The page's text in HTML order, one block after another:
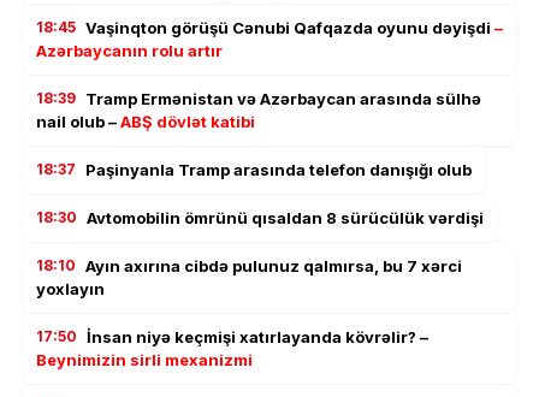
18:45 Vaşinqton görüşü Cənubi Qafqazda oyunu dəyişdi –
Azərbaycanın rolu artır
18:39 Tramp Ermənistan və Azərbaycan arasında sülhə
nail olub –ABŞ dövlət katibi
18:37 Paşinyanla Tramp arasında telefon danışığı olub
18:30 Avtomobilin ömrünü qısaldan 8 sürücülük vərdişi
18:10 Ayın axırına cibdə pulunuz qalmırsa, bu 7 xərci
yoxlayın
17:50 İnsan niyə keçmişi xatırlayanda kövrəlir? –
Beynimizin sirli mexanizmi